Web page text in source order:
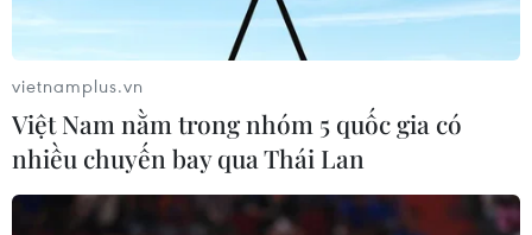
Dịch vụ tin
Quảng cáo
cấp ngày 11/9/2008.
vietnamplus.vn
Việt Nam nằm trong nhóm 5 quốc gia có
nhiều chuyến bay qua Thái Lan